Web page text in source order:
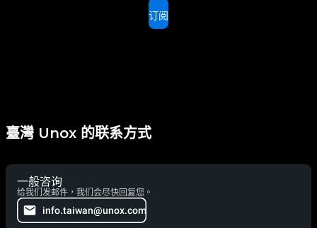
订阅
臺灣 Unox 的联系方式
一般咨询
给我们发邮件，我们会尽快回复您。
info.taiwan@unox.com